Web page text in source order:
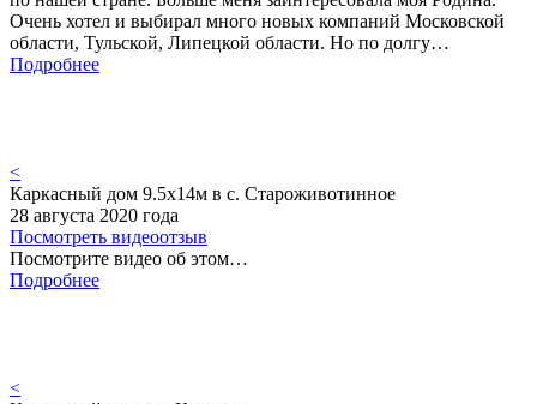
Очень хотел и выбирал много новых компаний Московской
области, Тульской, Липецкой области. Но по долгу…
Подробнее
<
Каркасный дом 9.5х14м в с. Староживотинное
28 августа 2020 года
Посмотреть видеоотзыв
Посмотрите видео об этом…
Подробнее
<